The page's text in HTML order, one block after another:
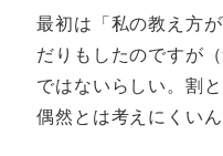
最初は「私の教え方
だりもしたのですが
ではないらしい。割
偶然とは考えにくいん